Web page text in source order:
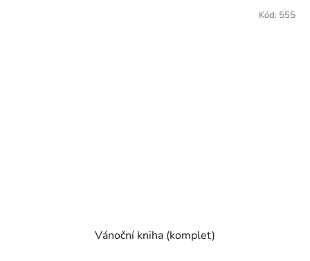
Vánoční kniha (komplet)
Kód: 555